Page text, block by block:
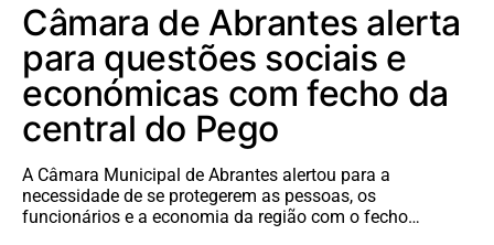
Câmara de Abrantes alerta
para questões sociais e
económicas com fecho da
central do Pego
A Câmara Municipal de Abrantes alertou para a
necessidade de se protegerem as pessoas, os
funcionários e a economia da região com o fecho…